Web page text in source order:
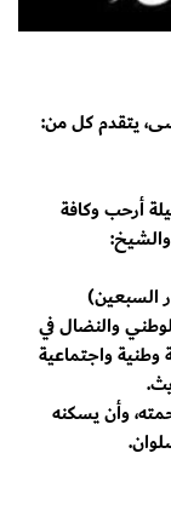
يتقدم كل من:
أرحب وكافة
السبعين)
والنضال في
واجتماعية
وأن يسكنه